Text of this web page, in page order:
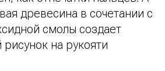
древесина в сочетании с
смолы создает
на рукояти